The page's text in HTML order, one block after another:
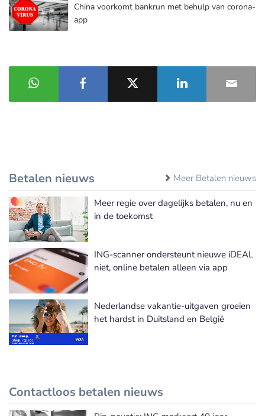
China voorkomt bankrun met behulp van corona-
app
Betalen nieuws Meer Betalen nieuws
Meer regie over dagelijks betalen, nu en
in de toekomst
ING-scanner ondersteunt nieuwe iDEAL
niet, online betalen alleen via app
Nederlandse vakantie-uitgaven groeien
het hardst in Duitsland en België
Contactloos betalen nieuws